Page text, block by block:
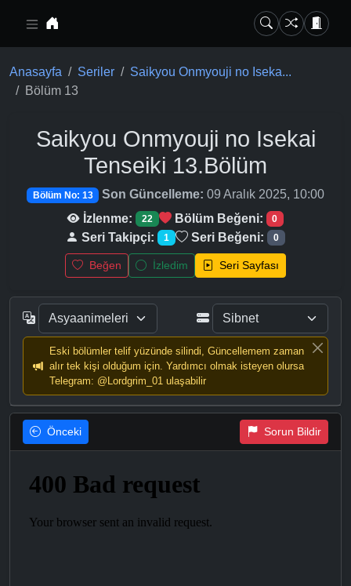
Anasayfa Seriler
Saikyou Onmyouji no Iseka...
Bölüm 13
Saikyou Onmyouji no Isekai
Tenseiki 13.Bölüm
Bölüm No: 13 Son Güncelleme: 09 Aralık 2025, 10:00
İzlenme:
22 Bölüm Beğeni: 0
Seri Takipçi: 1 Seri Beğeni: 0
Beğen İzledim Seri Sayfası
Eski bölümler telif yüzünde silindi, Güncellemem zaman
alır tek kişi olduğum için. Yardımcı olmak isteyen olursa
Telegram: @Lordgrim_01 ulaşabilir
Önceki Sorun Bildir